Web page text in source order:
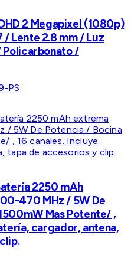
2 Megapixel (1080p)
Lente 2.8 mm / Luz
Policarbonato /
PS
2250 mAh
470 MHz / 5W De
Mas Potente/ ,
cargador, antena,